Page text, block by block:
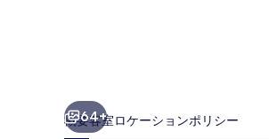
の64+
概要客室ロケーションポリシー